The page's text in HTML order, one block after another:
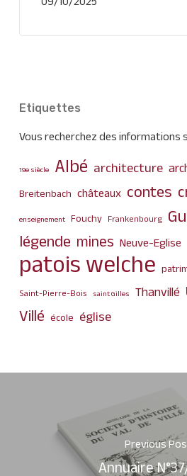
Etiquettes
Vous recherchez des informations
19e siècle Albé architecture
Breitenbach châteaux contes
enseignement Fouchy Frankenbourg
légende mines Neuve-Eglise
patois welche
Saint-Pierre-Bois saint Gilles Thanvillé
Villé école église
Previous
Annuaire